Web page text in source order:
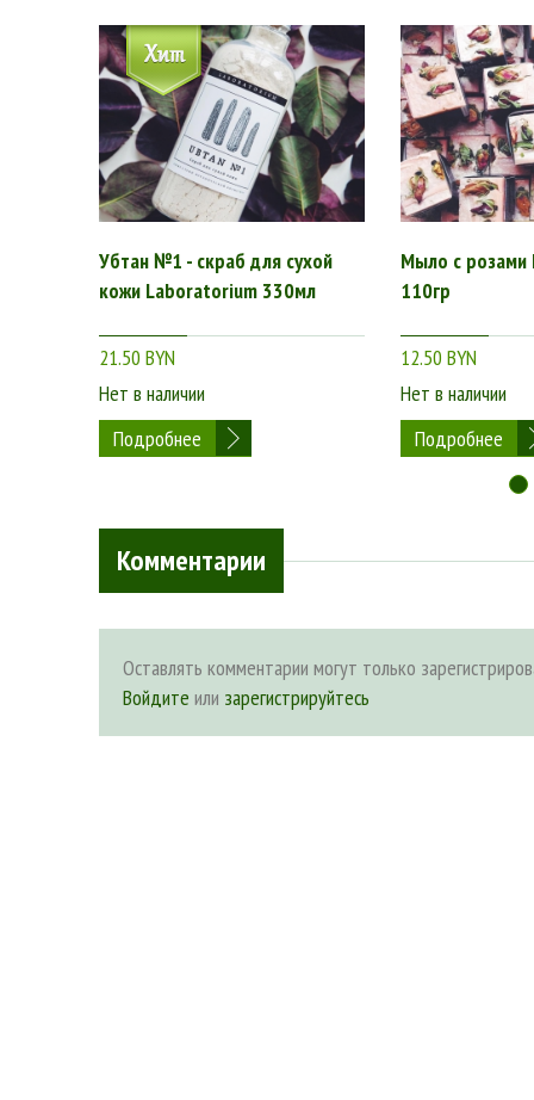
Убтан №1 - скраб для сухой
кожи Laboratorium 330мл
21.50 BYN
Нет в наличии
Подробнее
Мыло с
110гр
12.50 BYN
Нет в наличии
Подробнее
Комментарии
Оставлять комментарии могут только
Войдите или зарегистрируйтесь